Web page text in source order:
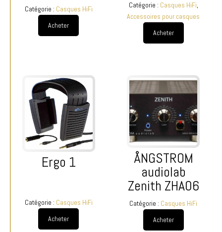
Catégorie : Casques HiFi
Acheter
Catégorie : Casques HiFi,
Accessoires pour casques
Acheter
Ergo 1
Catégorie : Casques HiFi
Acheter
ÅNGSTROM
audiolab
Zenith ZHA06
Catégorie : Casques HiFi
Acheter